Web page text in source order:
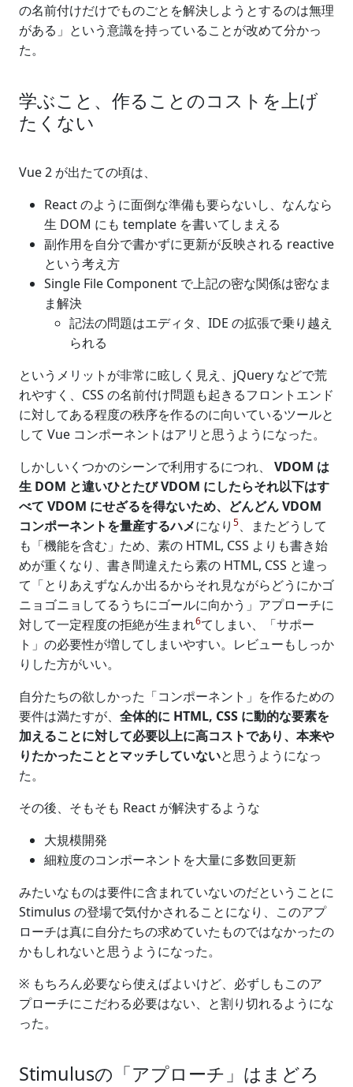
の名前付けだけでものごとを解決しようとするのは無理
がある」という意識を持っていることが改めて分かっ
た。
学ぶこと、作ることのコストを上げ
たくない
Vue 2 が出たての頃は、
React のように面倒な準備も要らないし、なんなら
生 DOM にも template を書いてしまえる
副作用を自分で書かずに更新が反映される reactive
という考え方
Single File Component で上記の密な関係は密なま
ま解決
記法の問題はエディタ、IDE の拡張で乗り越え
られる
というメリットが非常に眩しく見え、jQuery などで荒
れやすく、CSS の名前付け問題も起きるフロントエンド
に対してある程度の秩序を作るのに向いているツールと
して Vue コンポーネントはアリと思うようになった。
しかしいくつかのシーンで利用するにつれ、 VDOM は
生 DOM と違いひとたび VDOM にしたらそれ以下はす
べて VDOM にせざるを得ないため、どんどん VDOM
コンポーネントを量産するハメになり 5、またどうして
も「機能を含む」ため、素の HTML, CSS よりも書き始
めが重くなり、書き間違えたら素の HTML, CSS と違っ
て「とりあえずなんか出るからそれ見ながらどうにかゴ
ニョゴニョしてるうちにゴールに向かう」アプローチに
対して一定程度の拒絶が生まれ6てしまい、「サポー
ト」の必要性が増してしまいやすい。レビューもしっか
りした方がいい。
自分たちの欲しかった「コンポーネント」を作るための
要件は満たすが、 全体的に HTML, CSS に動的な要素を
加えることに対して必要以上に高コストであり、本来や
りたかったこととマッチしていないと思うようになっ
た。
その後、そもそも React が解決するような
大規模開発
細粒度のコンポーネントを大量に多数回更新
みたいなものは要件に含まれていないのだということに
Stimulus の登場で気付かされることになり、このアプ
ローチは真に自分たちの求めていたものではなかったの
かもしれないと思うようになった。
※ もちろん必要なら使えばよいけど、必ずしもこのア
プローチにこだわる必要はない、と割り切れるようにな
った。
Stimulusの「アプローチ」はまどろ